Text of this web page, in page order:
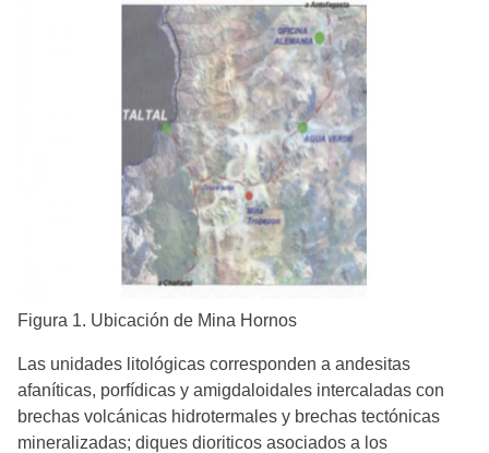
Figura 1. Ubicación de Mina Hornos
Las unidades litológicas corresponden a andesitas
afaníticas, porfídicas y amigdaloidales intercaladas con
brechas volcánicas hidrotermales y brechas tectónicas
mineralizadas; diques dioriticos asociados a los